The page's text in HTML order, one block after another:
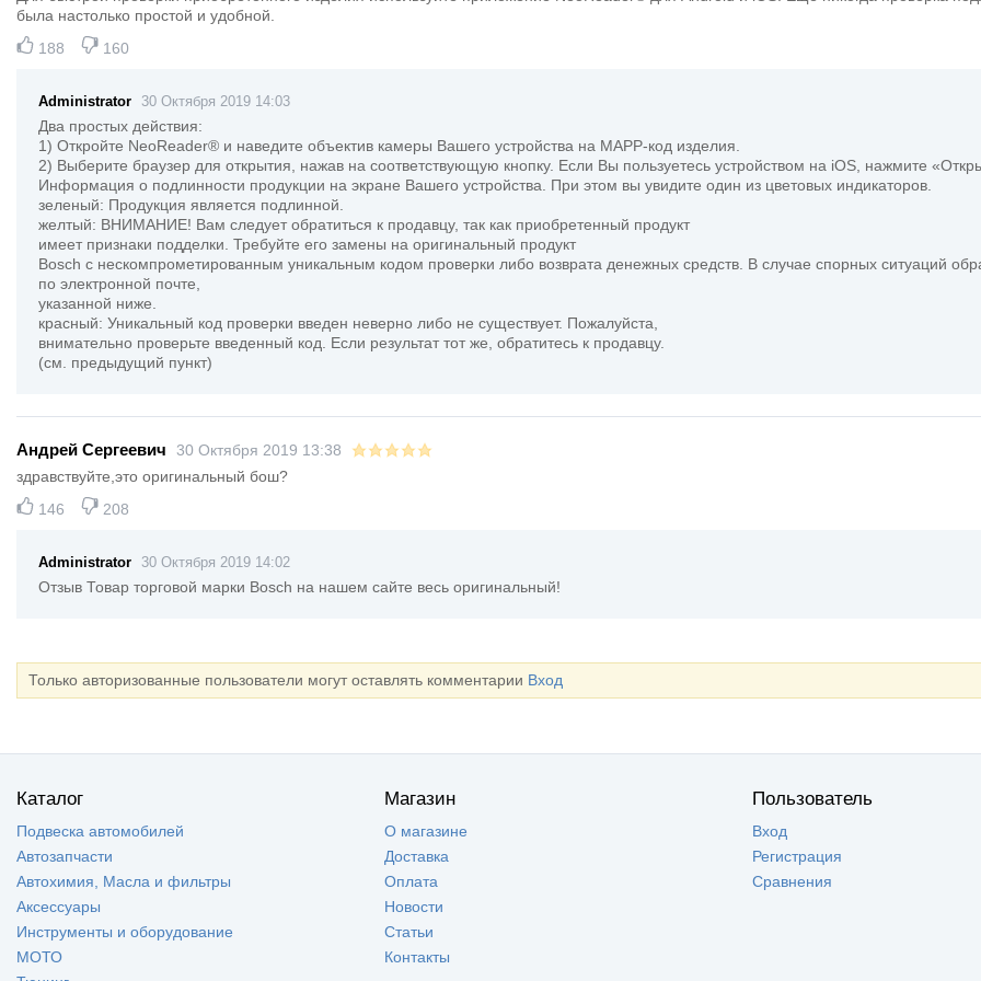
была настолько простой и удобной.
188
160
Administrator 30 Октября 2019 14:03
Два простых действия:
1) Откройте NeoReader® и наведите объектив камеры Вашего устройства на MAPP-код изделия.
2) Выберите браузер для открытия, нажав на соответствующую кнопку. Если Вы пользуетесь устройством на iOS, нажмите
Информация о подлинности продукции на экране Вашего устройства. При этом вы увидите один из цветовых индикаторов.
зеленый: Продукция является подлинной.
желтый: ВНИМАНИЕ! Вам следует обратиться к продавцу, так как приобретенный продукт
имеет признаки подделки. Требуйте его замены на оригинальный продукт
Bosch с нескомпрометированным уникальным кодом проверки либо возврата денежных средств. В случае спорных ситуаций
по электронной почте,
указанной ниже.
красный: Уникальный код проверки введен неверно либо не существует. Пожалуйста,
внимательно проверьте введенный код. Если результат тот же, обратитесь к продавцу.
(см. предыдущий пункт)
Андрей Сергеевич
30 Октября 2019 13:38
здравствуйте,это оригинальный бош?
146
208
Administrator 30 Октября 2019 14:02
Отзыв Товар торговой марки Bosch на нашем сайте весь оригинальный!
Только авторизованные пользователи могут оставлять комментарии Вход
Каталог
Подвеска автомобилей
Автозапчасти
Автохимия, Масла и фильтры
Аксессуары
Инструменты и оборудование
МОТО
Магазин
О магазине
Доставка
Оплата
Новости
Статьи
Контакты
Пользователь
Вход
Регистрация
Сравнения